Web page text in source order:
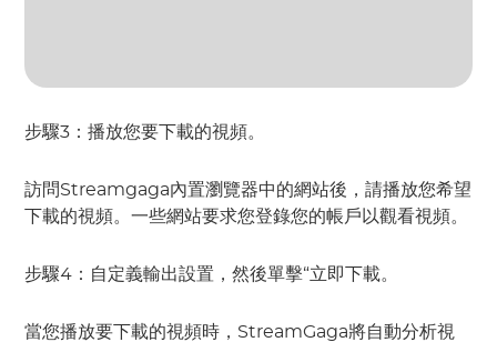
步驟3：播放您要下載的視頻。
訪問Streamgaga內置瀏覽器中的網站後，請播放您希望
下載的視頻。一些網站要求您登錄您的帳戶以觀看視頻。
步驟4：自定義輸出設置，然後單擊“立即下載。
當您播放要下載的視頻時，StreamGaga將自動分析視